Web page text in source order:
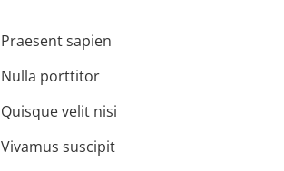
Praesent sapien
Nulla porttitor
Quisque velit nisi
Vivamus suscipit